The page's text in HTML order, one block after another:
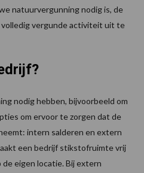
natuurvergunning nodig is, de
vergunde activiteit uit te
nodig hebben, bijvoorbeeld om
om ervoor te zorgen dat de
intern salderen en extern
een bedrijf stikstofruimte vrij
eigen locatie. Bij extern